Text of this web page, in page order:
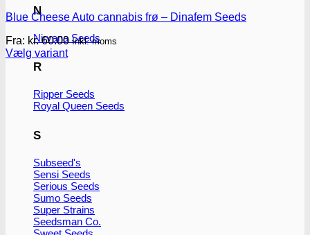
N
Nirvana Seeds
R
Ripper Seeds
Royal Queen Seeds
S
Subseed's
Sensi Seeds
Serious Seeds
Sumo Seeds
Super Strains
Seedsman Co.
Blue Cheese Auto cannabis frø – Dinafem Seeds
Fra: kr.60.00 Inkl. moms
Vælg variant
varianter.
varesiden